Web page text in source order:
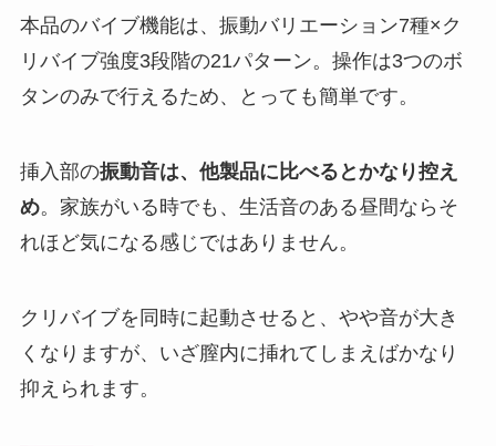
本品のバイブ機能は、振動バリエーション7種×ク
リバイブ強度3段階の21パターン。操作は3つのボ
タンのみで行えるため、とっても簡単です。
挿入部の振動音は、他製品に比べるとかなり控え
め。家族がいる時でも、生活音のある昼間ならそ
れほど気になる感じではありません。
クリバイブを同時に起動させると、やや音が大き
くなりますが、いざ膣内に挿れてしまえばかなり
抑えられます。